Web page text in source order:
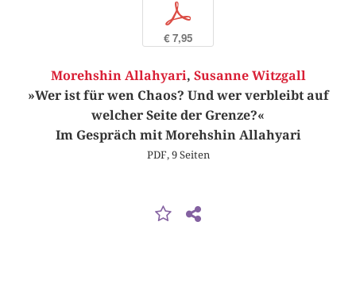
p
€ 7,95
Morehshin Allahyari, Susanne Witzgall
»Wer ist für wen Chaos? Und wer verbleibt auf
welcher Seite der Grenze?«
Im Gespräch mit Morehshin Allahyari
PDF, 9 Seiten